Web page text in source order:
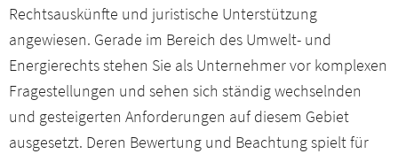
Rechtsauskünfte und juristische Unterstützung
angewiesen. Gerade im Bereich des Umwelt- und
Energierechts stehen Sie als Unternehmer vor komplexen
Fragestellungen und sehen sich ständig wechselnden
und gesteigerten Anforderungen auf diesem Gebiet
ausgesetzt. Deren Bewertung und Beachtung spielt für